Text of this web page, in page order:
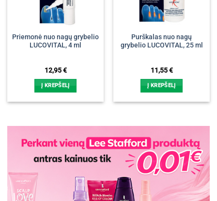
Priemonė nuo nagų grybelio
LUCOVITAL, 4 ml
12,95€
Į KREPŠELĮ
Purškalas nuo nagų
grybelio LUCOVITAL, 25 ml
11,55€
Į KREPŠELĮ